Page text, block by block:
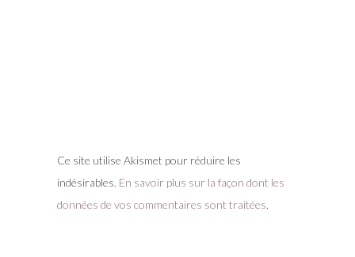
Ce site utilise Akismet pour réduire les
indésirables. En savoir plus sur la façon dont les
données de vos commentaires sont traitées.